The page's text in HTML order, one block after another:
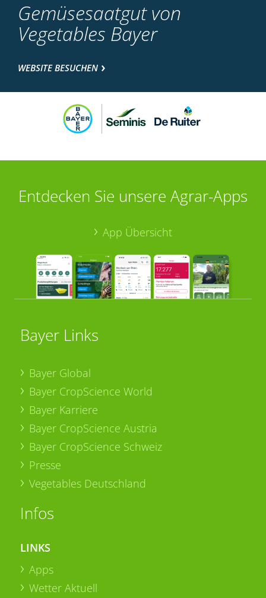
Gemüsesaatgut von
Vegetables Bayer
WEBSITE BESUCHEN
Entdecken Sie unsere Agrar-Apps
App Übersicht
Bayer Links
Bayer Global
Bayer CropScience World
Bayer Karriere
Bayer CropScience Austria
Bayer CropScience Schweiz
Presse
Vegetables Deutschland
Infos
LINKS
Apps
Wetter Aktuell